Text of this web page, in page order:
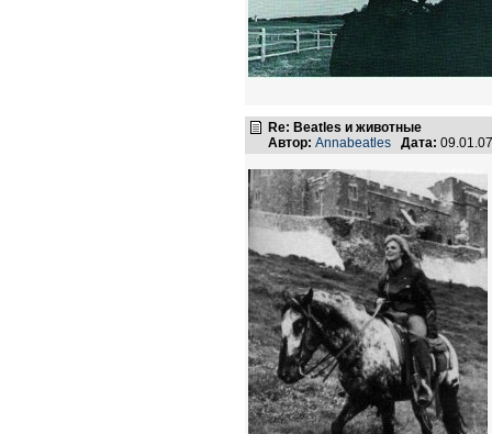
Re: Beatles и животные
Автор: Annabeatles Дата: